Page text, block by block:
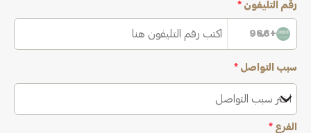
رقم التليفون *
+966
سبب التواصل *
اختر سبب التواصل
الفرع *